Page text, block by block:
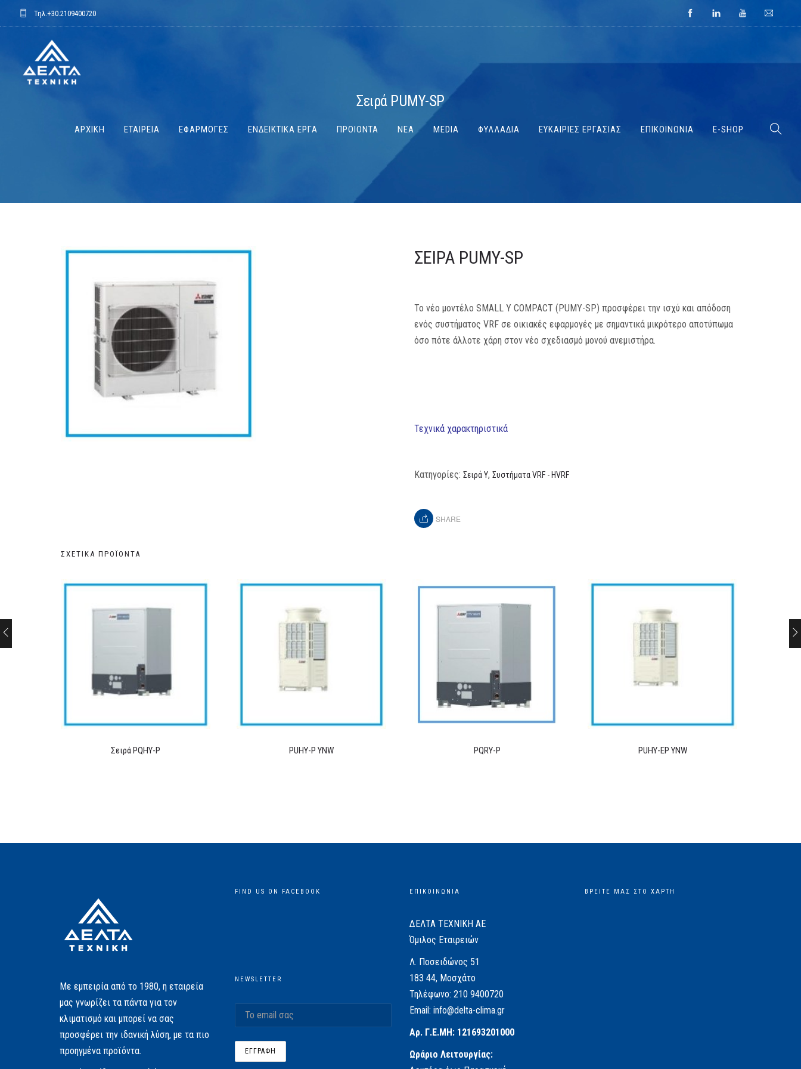
Τηλ.+30.2109400720
ΑΡΧΙΚΗ ΕΤΑΙΡΕΙΑ ΕΦΑΡΜΟΓΕΣ ΕΝΔΕΙΚΤΙΚΑ ΕΡΓΑ ΠΡΟΙΟΝΤΑ ΝΕΑ MEDIA ΦΥΛΛΑΔΙΑ ΕΥΚΑΙΡΙΕΣ ΕΡΓΑΣΙΑΣ ΕΠΙΚΟΙΝΩΝΙΑ E-SHOP
Σειρά PUMY-SP
ΣΕΙΡΆ PUMY-SP
Το νέο μοντέλο SMALL Y COMPACT (PUMY-SP) προσφέρει την ισχύ και απόδοση
ενός συστήματος VRF σε οικιακές εφαρμογές με σημαντικά μικρότερο αποτύπωμα
όσο πότε άλλοτε χάρη στον νέο σχεδιασμό μονού ανεμιστήρα.
Τεχνικά χαρακτηριστικά
Κατηγορίες: Σειρά Υ, Συστήματα VRF - HVRF
SHARE
ΣΧΕΤΙΚΆ ΠΡΟΪΌΝΤΑ
Σειρά PQHY-P PUHY-P YNW PQRY-P PUHY-EP YNW
Με εμπειρία από το 1980, η εταιρεία
μας γνωρίζει τα πάντα για τον
κλιματισμό και μπορεί να σας
προσφέρει την ιδανική λύση, με τα πιο
προηγμένα προϊόντα.
FIND US ON FACEBOOK
NEWSLETTER
ΕΠΙΚΟΙΝΩΝΙΑ
ΔΕΛΤΑ ΤΕΧΝΙΚΗ ΑΕ
Όμιλος Εταιρειών
Λ. Ποσειδώνος 51
183 44, Μοσχάτο
Τηλέφωνο: 210 9400720
Email: info@delta-clima.gr
Αρ. Γ.Ε.ΜΗ: 121693201000
Ωράριο Λειτουργίας:
ΒΡΕΊΤΕ ΜΑΣ ΣΤΟ ΧΆΡΤΗ